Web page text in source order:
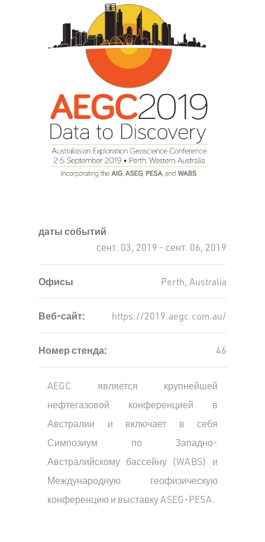
даты событий
сент. 03, 2019 - сент. 06, 2019
Офисы Perth, Australia
Веб-сайт: https://2019.aegc.com.au/
Номер стенда: 46
AEGC является крупнейшей
нефтегазовой конференцией в
Австралии и включает в себя
Симпозиум по Западно-
Австралийскому бассейну (WABS) и
Международную геофизическую
конференцию и выставку ASEG-PESA.